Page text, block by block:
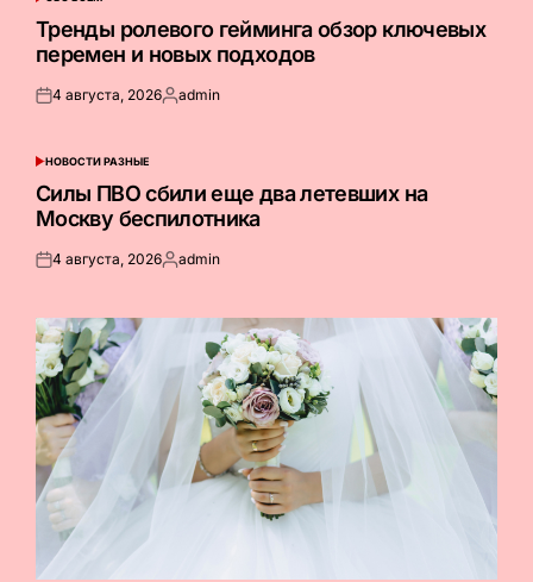
В
Тренды ролевого гейминга обзор ключевых
перемен и новых подходов
Опубликовано
4 августа, 2026Запись
admin
ОПУБЛИКОВАНО
НОВОСТИ РАЗНЫЕ
Силы ПВО сбили еще два летевших на
Москву беспилотника
Опубликовано
4 августа, 2026Запись
admin